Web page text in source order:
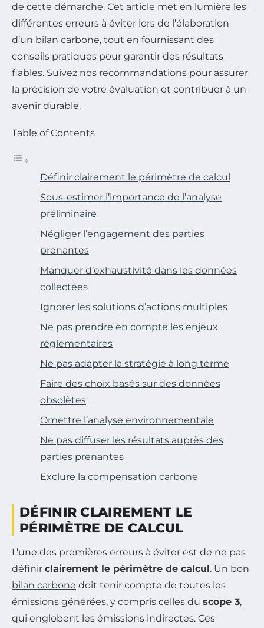
de cette démarche. Cet article met en lumière les
différentes erreurs à éviter lors de l’élaboration
d’un bilan carbone, tout en fournissant des
conseils pratiques pour garantir des résultats
fiables. Suivez nos recommandations pour assurer
la précision de votre évaluation et contribuer à un
avenir durable.
Table of Contents
Définir clairement le périmètre de calcul
Sous-estimer l’importance de l’analyse
préliminaire
Négliger l’engagement des parties
prenantes
Manquer d’exhaustivité dans les données
collectées
Ignorer les solutions d’actions multiples
Ne pas prendre en compte les enjeux
réglementaires
Ne pas adapter la stratégie à long terme
Faire des choix basés sur des données
obsolètes
Omettre l’analyse environnementale
Ne pas diffuser les résultats auprès des
parties prenantes
Exclure la compensation carbone
DÉFINIR CLAIREMENT LE
PÉRIMÈTRE DE CALCUL
L’une des premières erreurs à éviter est de ne pas
définir clairement le périmètre de calcul. Un bon
bilan carbone doit tenir compte de toutes les
émissions générées, y compris celles du scope 3,
qui englobent les émissions indirectes. Ces